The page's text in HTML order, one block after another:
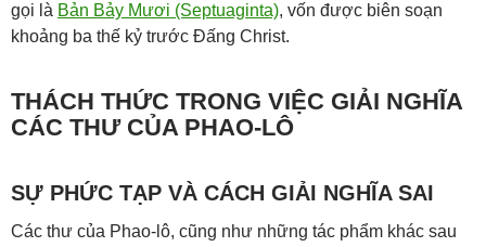
gọi là Bản Bảy Mươi (Septuaginta), vốn được biên soạn
khoảng ba thế kỷ trước Đấng Christ.
THÁCH THỨC TRONG VIỆC GIẢI NGHĨA
CÁC THƯ CỦA PHAO-LÔ
SỰ PHỨC TẠP VÀ CÁCH GIẢI NGHĨA SAI
Các thư của Phao-lô, cũng như những tác phẩm khác sau